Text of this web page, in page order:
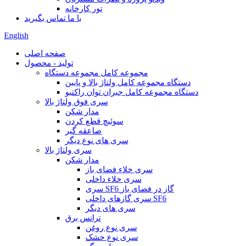
تور کارخانه
با ما تماس بگیرید
English
صفحه اصلی
تولید - محصول
مجموعه کامل مجموعه دستگاه
دستگاه مجموعه کامل ولتاژ بالا و پایین
دستگاه مجموعه کامل جبران توان راکتیو
سری فوق ولتاژ بالا
مدار شکن
سوئیچ قطع کردن
صاعقه گیر
سری های نوع دیگر
سری ولتاژ بالا
مدار شکن
سری خلاء فضای باز
سری خلاء داخلی
سری SF6 گاز در فضای باز
سری گازهای داخلی SF6
سری های دیگر
ترانس برق
سری نوع روغن
سری نوع خشک